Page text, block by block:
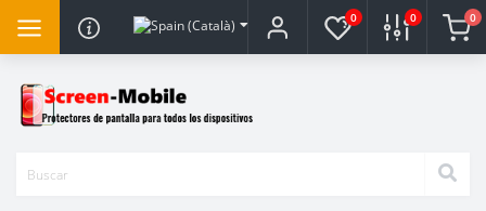
0 0 0